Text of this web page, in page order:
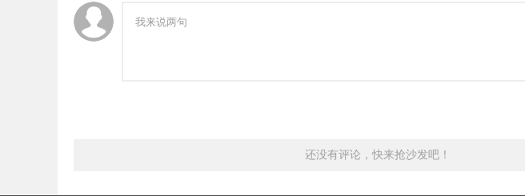
还没有评论，快来抢沙发吧！